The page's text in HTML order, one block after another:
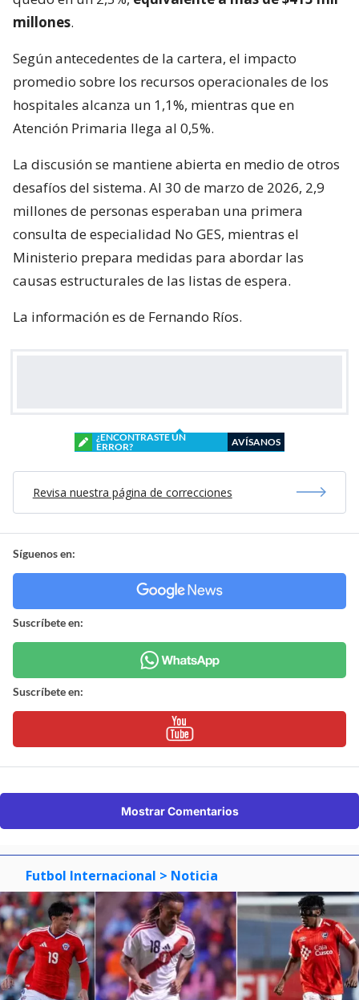
millones.
Según antecedentes de la cartera, el impacto
promedio sobre los recursos operacionales de los
hospitales alcanza un 1,1%, mientras que en
Atención Primaria llega al 0,5%.
La discusión se mantiene abierta en medio de otros
desafíos del sistema. Al 30 de marzo de 2026, 2,9
millones de personas esperaban una primera
consulta de especialidad No GES, mientras el
Ministerio prepara medidas para abordar las
causas estructurales de las listas de espera.
La información es de Fernando Ríos.
¿ENCONTRASTE UN
ERROR?
AVÍSANOS
Revisa nuestra página de correcciones
Síguenos en:
Suscríbete en:
Suscríbete en:
Mostrar Comentarios
Futbol Internacional > Noticia